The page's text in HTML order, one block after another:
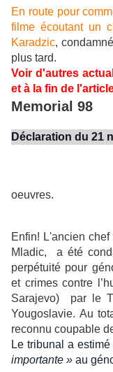
En route pour
filme écoutant un
Karadzic,
plus tard.
Voir d'autres
et à la fin de
Memorial 98
Déclaration du 21
Mladic (à
oeuvres.
Enfin! L'ancien chef
Mladic, a été
perpétuité pour
et crimes contre
Sarajevo) par le
Yougoslavie. Au
reconnu coupable
Le tribunal a
importante » au